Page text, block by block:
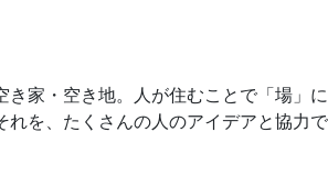
き家・空き地。人が住むことで「場」に
れを、たくさんの人のアイデアと協力で